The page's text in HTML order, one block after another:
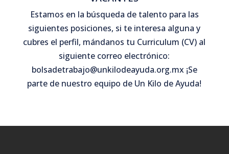
Estamos en la búsqueda de talento para las
siguientes posiciones, si te interesa alguna y
cubres el perfil, mándanos tu Curriculum (CV) al
siguiente correo electrónico:
bolsadetrabajo@unkilodeayuda.org.mx ¡Se
parte de nuestro equipo de Un Kilo de Ayuda!